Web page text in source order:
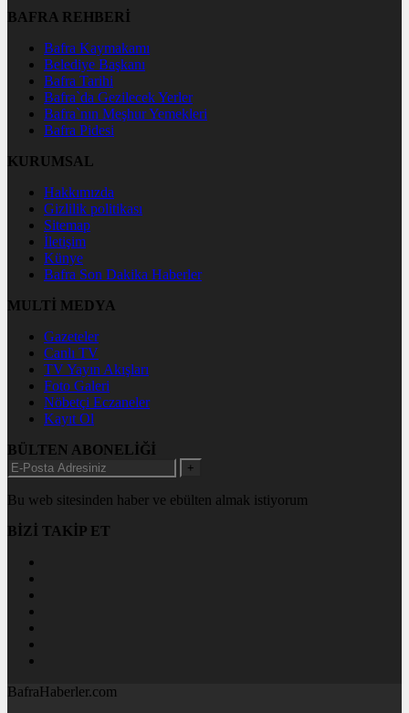
BAFRA REHBERİ
Bafra Kaymakamı
Belediye Başkanı
Bafra Tarihi
Bafra`da Gezilecek Yerler
Bafra`nın Meşhur Yemekleri
Bafra Pidesi
KURUMSAL
Hakkımızda
Gizlilik politikası
Sitemap
İletişim
Künye
Bafra Son Dakika Haberler
MULTİ MEDYA
Gazeteler
Canlı TV
TV Yayın Akışları
Foto Galeri
Nöbetçi Eczaneler
Kayıt Ol
BÜLTEN ABONELİĞİ
+
Bu web sitesinden haber ve ebülten almak istiyorum
BİZİ TAKİP ET
BafraHaberler.com